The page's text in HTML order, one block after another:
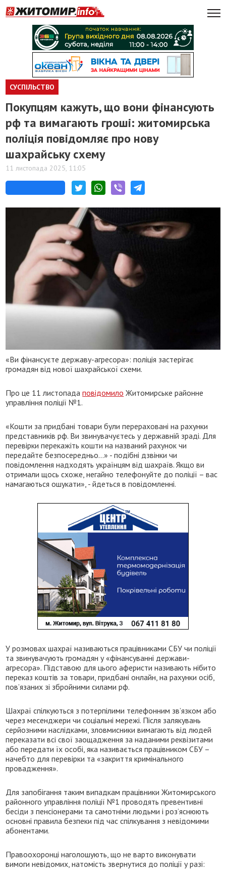
СУСПІЛЬСТВО
Покупцям кажуть, що вони фінансують
рф та вимагають гроші: житомирська
поліція повідомляє про нову
шахрайську схему
11 листопада 2025, 11:05
«Ви фінансуєте державу-агресора»: поліція застерігає
громадян від нової шахрайської схеми.
Про це 11 листопадаповідомило Житомирське районне
управління поліції №1.
«Кошти за придбані товари були перераховані на рахунки
представників рф. Ви звинувачуєтесь у державній зраді. Для
перевірки перекажіть кошти на названий рахунок чи
передайте безпосередньо…» - подібні дзвінки чи
повідомлення надходять українцям від шахраїв. Якщо ви
отримали щось схоже, негайно телефонуйте до поліції – вас
намагаються ошукати», - йдеться в повідомленні.
У розмовах шахраї називаються працівниками СБУ чи поліції
та звинувачують громадян у «фінансуванні держави-
агресора». Підставою для цього аферисти називають нібито
переказ коштів за товари, придбані онлайн, на рахунки осіб,
пов’язаних зі збройними силами рф.
Шахраї спілкуються з потерпілими телефонним зв’язком або
через месенджери чи соціальні мережі. Після залякувань
серйозними наслідками, зловмисники вимагають від людей
переказати всі свої заощадження за наданими реквізитами
або передати їх особі, яка називається працівником СБУ –
начебто для перевірки та «закриття кримінального
провадження».
Для запобігання таким випадкам працівники Житомирського
районного управління поліції №1 проводять превентивні
бесіди з пенсіонерами та самотніми людьми і роз’яснюють
основні правила безпеки під час спілкування з невідомими
абонентами.
Правоохоронці наголошують, що не варто виконувати
вимоги невідомих, натомість звернутися до поліції у разі: